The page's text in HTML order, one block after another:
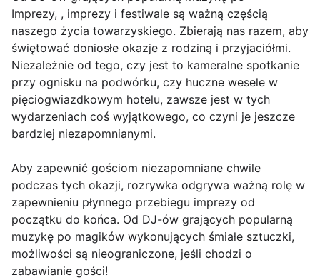
Imprezy, , imprezy i festiwale są ważną częścią
naszego życia towarzyskiego. Zbierają nas razem, aby
świętować doniosłe okazje z rodziną i przyjaciółmi.
Niezależnie od tego, czy jest to kameralne spotkanie
przy ognisku na podwórku, czy huczne wesele w
pięciogwiazdkowym hotelu, zawsze jest w tych
wydarzeniach coś wyjątkowego, co czyni je jeszcze
bardziej niezapomnianymi.
Aby zapewnić gościom niezapomniane chwile
podczas tych okazji, rozrywka odgrywa ważną rolę w
zapewnieniu płynnego przebiegu imprezy od
początku do końca. Od DJ-ów grających popularną
muzykę po magików wykonujących śmiałe sztuczki,
możliwości są nieograniczone, jeśli chodzi o
zabawianie gości!